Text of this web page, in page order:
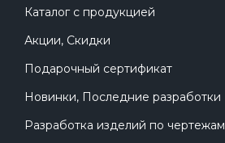
Каталог с продукцией
Акции, Скидки
Подарочный сертификат
Новинки, Последние разработки
Разработка изделий по чертежам